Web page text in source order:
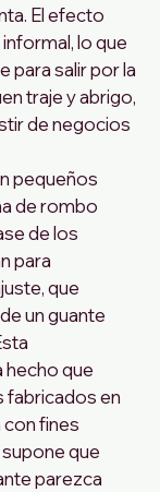
El efecto
lo que
para salir por la
traje y abrigo,
de negocios
pequeños
de rombo
de los
para
que
un guante
hecho que
fabricados en
con fines
que
parezca